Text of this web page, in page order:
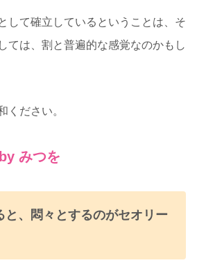
して確立しているということは、そ
ては、割と普遍的な感覚なのかもし
ください。
みつを
と、悶々とするのがセオリー